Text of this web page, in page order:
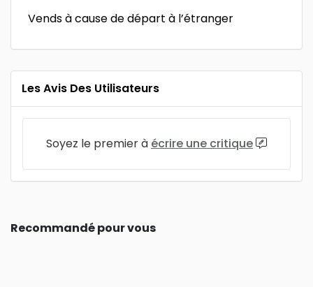
Vends à cause de départ à l’étranger
Les Avis Des Utilisateurs
Soyez le premier à écrire une critique
Recommandé pour vous